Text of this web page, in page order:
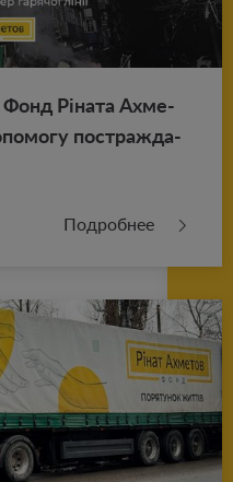
Ріната Ах­ме­
по­ст­раж­да­
Подробнее